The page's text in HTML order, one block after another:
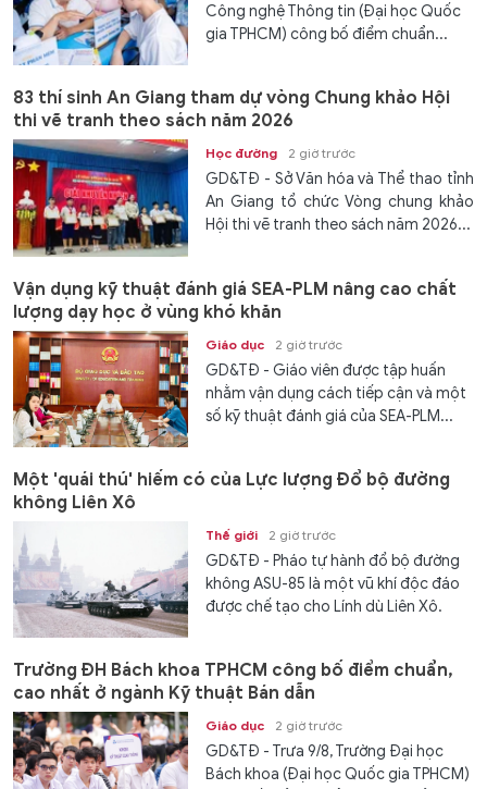
Công nghệ Thông tin (Đại học Quốc
gia TPHCM) công bố điểm chuẩn...
83 thí sinh An Giang tham dự vòng Chung khảo Hội
thi vẽ tranh theo sách năm 2026
Học đường 2 giờ trước
GD&TĐ - Sở Văn hóa và Thể thao tỉnh
An Giang tổ chức Vòng chung khảo
Hội thi vẽ tranh theo sách năm 2026...
Vận dụng kỹ thuật đánh giá SEA-PLM nâng cao chất
lượng dạy học ở vùng khó khăn
Giáo dục 2 giờ trước
GD&TĐ - Giáo viên được tập huấn
nhằm vận dụng cách tiếp cận và một
số kỹ thuật đánh giá của SEA-PLM...
Một 'quái thú' hiếm có của Lực lượng Đổ bộ đường
không Liên Xô
Thế giới 2 giờ trước
GD&TĐ - Pháo tự hành đổ bộ đường
không ASU-85 là một vũ khí độc đáo
được chế tạo cho Lính dù Liên Xô.
Trường ĐH Bách khoa TPHCM công bố điểm chuẩn,
cao nhất ở ngành Kỹ thuật Bán dẫn
Giáo dục 2 giờ trước
GD&TĐ - Trưa 9/8, Trường Đại học
Bách khoa (Đại học Quốc gia TPHCM)